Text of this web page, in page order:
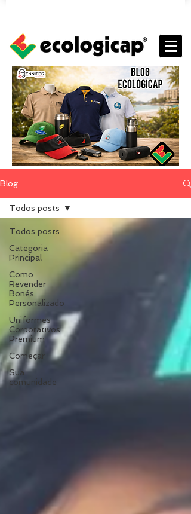
Blog
Todos posts
Categoria
Principal
Como
Revender
Bonés
Personalizado
Uniformes
Corporativos
Premium
Começar
Sua
comunidade
Todos posts